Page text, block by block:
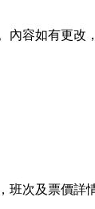
容如有更改
班次及票價詳